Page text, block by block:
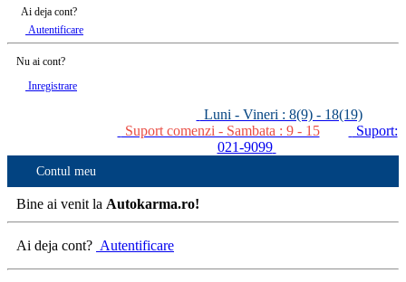
Ai deja cont?
Autentificare
Nu ai cont?
Inregistrare
Luni - Vineri : 8(9) - 18(19)
Suport comenzi - Sambata : 9 - 15
Suport:
021-9099
Contul meu
Bine ai venit la Autokarma.ro!
Ai deja cont? Autentificare